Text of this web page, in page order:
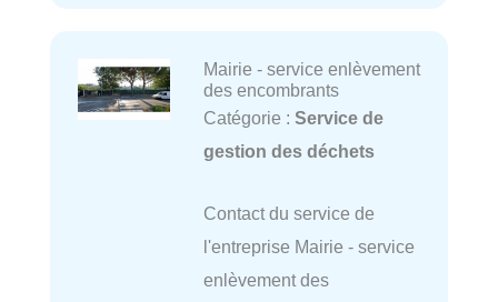
Mairie - service enlèvement
des encombrants
Catégorie : Service de
gestion des déchets
Contact du service de
l'entreprise Mairie - service
enlèvement des